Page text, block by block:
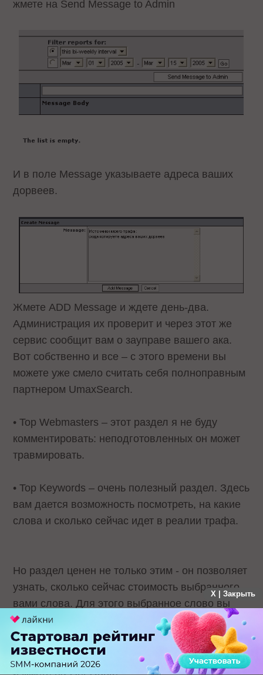
жмете на Send Message to Admin
И в поле Message указываете адреса ваших
дорвеев.
Жмете ADD Message и ждете день-два.
Администрация их проверит и через этот же
сервис сообщит вам о зауправе вашего ака.
Вот собственно и все – с этого времени вы
можете уже смело считать себя полноправным
партнером UmaxSearch.
• Top Webmasters – этот раздел я не буду
комментировать: неподготовленных он может
травмировать.
• Top Keywords – очень полезный раздел. Здесь
вам дается возможность посмотреть, на какие
слова и сколько сейчас идет в реалии трафа.
Но раздел ценен не только этим - он позволяет
узнать, сколько сейчас стоимость выбранного
вами слова. Для этого выбранное слово вы
вставляете в поле, как показано на рисунке
X | Закрыть